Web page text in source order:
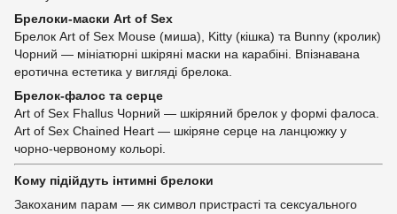
Брелоки-маски Art of Sex
Брелок Art of Sex Mouse (миша), Kitty (кішка) та Bunny (кролик)
Чорний — мініатюрні шкіряні маски на карабіні. Впізнавана
еротична естетика у вигляді брелока.
Брелок-фалос та серце
Art of Sex Fhallus Чорний — шкіряний брелок у формі фалоса.
Art of Sex Chained Heart — шкіряне серце на ланцюжку у
чорно-червоному кольорі.
Кому підійдуть інтимні брелоки
Закоханим парам — як символ пристрасті та сексуального